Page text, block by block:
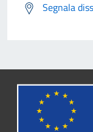
Segnala